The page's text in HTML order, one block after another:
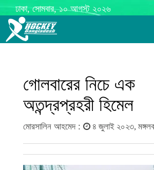
ঢাকা, সোমবার, ১০ আগস্ট ২০২৬
গোলবারের নিচে এক
অতন্দ্রপ্রহরী হিমেল
মোরসালিন আহমেদ : ৪ জুলাই ২০২৩,